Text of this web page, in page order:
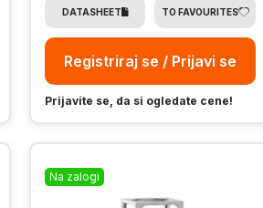
DATASHEET TO FAVOURITES
Registriraj se / Prijavi se
Prijavite se, da si ogledate cene!
Na zalogi